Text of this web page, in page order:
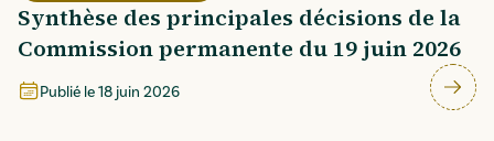
Synthèse des principales décisions de la
Commission permanente du 19 juin 2026
Publié le18 juin 2026